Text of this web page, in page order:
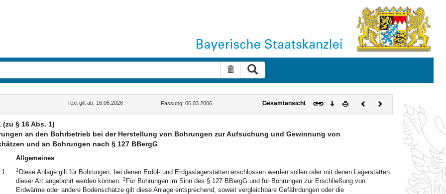
Suche zurücksetzen
Text gilt ab: 16.06.2026 Fassung: 06.03.2006 Gesamtansicht Download
DruckenVorherigesNächstes
Dokument
(zu § 16 Abs. 1)
an den Bohrbetrieb bei der Herstellung von Bohrungen zur Aufsuchung und Gewinnung von
und an Bohrungen nach § 127 BBergG
Allgemeines
1 Diese Anlage gilt für Bohrungen, bei denen Erdöl- und Erdgaslagerstätten erschlossen werden sollen oder mit denen Lagerstätten
dieser Art angebohrt werden können. 2 Für Bohrungen im Sinn des § 127 BBergG und für Bohrungen zur Erschließung von
Erdwärme oder andere Bodenschätze gilt diese Anlage entsprechend, soweit vergleichbare Gefährdungen oder die